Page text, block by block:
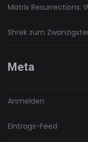
Matrix Resurrections:
Shrek zum
Meta
Anmelden
Eintrags-Feed